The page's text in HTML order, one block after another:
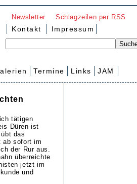
Newsletter Schlagzeilen per RSS
Kontakt Impressum
Termine Links JAM
tätigen
Düren ist
das
ab sofort im
der Rur aus.
überreichte
jetzt im
und